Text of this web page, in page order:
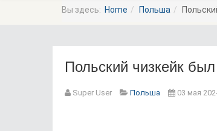
Вы здесь: Home Польша
Польский чизкейк
Super User Польша 03 мая
PrevNext